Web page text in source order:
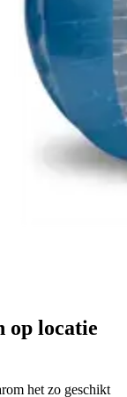
op locatie
het zo geschikt